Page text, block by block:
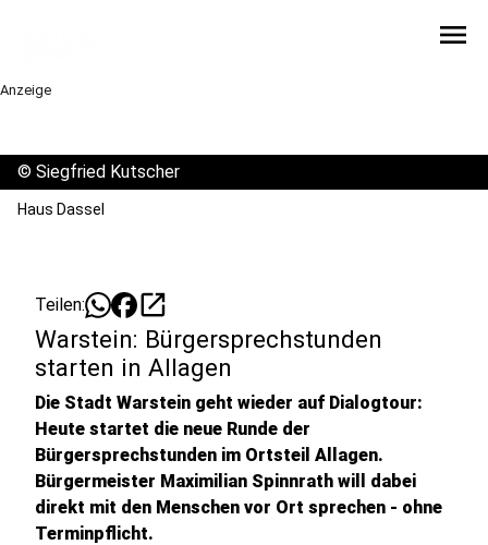
menu
Anzeige
© Siegfried Kutscher
Haus Dassel
Teilen: open_in_new
Warstein: Bürgersprechstunden
starten in Allagen
Die Stadt Warstein geht wieder auf Dialogtour:
Heute startet die neue Runde der
Bürgersprechstunden im Ortsteil Allagen.
Bürgermeister Maximilian Spinnrath will dabei
direkt mit den Menschen vor Ort sprechen - ohne
Terminpflicht.